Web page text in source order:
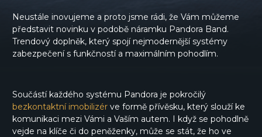
Neustále inovujeme a proto jsme rádi, že Vám můžeme
představit novinku v podobě náramku Pandora Band.
Trendový doplněk, který spojí nejmodernější systémy
zabezpečení s funkčností a maximálním pohodlím.
Součástí každého systému Pandora je pokročilý
bezkontaktní imobilizér ve formě přívěsku, který slouží ke
komunikaci mezi Vámi a Vaším autem. I když se pohodlně
vejde na klíče či do peněženky, může se stát, že ho ve